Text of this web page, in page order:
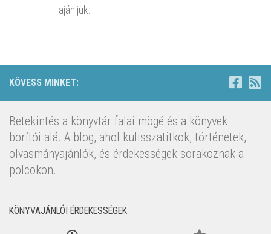
ajánljuk.
KÖVESS MINKET:
Betekintés a könyvtár falai mögé és a könyvek
borítói alá. A blog, ahol kulisszatitkok, történetek,
olvasmányajánlók, és érdekességek sorakoznak a
polcokon.
KÖNYVAJÁNLÓI ÉRDEKESSÉGEK